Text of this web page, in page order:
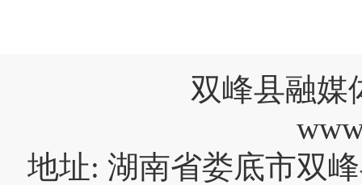
双峰县融媒
地址: 湖南省娄底市双